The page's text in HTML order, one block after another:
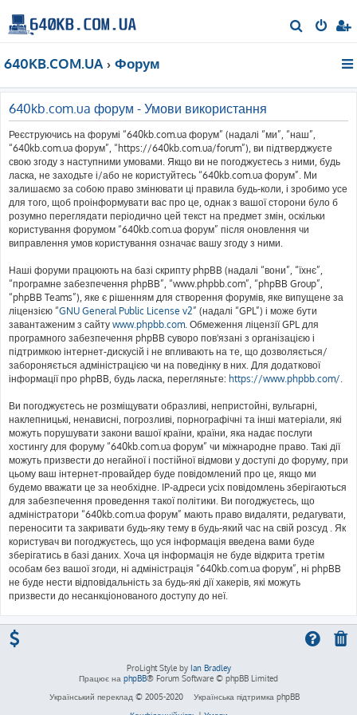
о
640KB.COM.UA Форум
640kb.com.ua форум - Умови використання
Реєструючись на форумі “640kb.com.ua форум” (надалі “ми”, “наш”,
“640kb.com.ua форум”, “https://640kb.com.ua/forum”), ви підтверджуєте
свою згоду з наступними умовами. Якщо ви не погоджуєтесь з ними, будь
ласка, не заходьте і/або не користуйтесь “640kb.com.ua форум”. Ми
залишаємо за собою право змінювати ці правила будь-коли, і зробимо усе
для того, щоб проінформувати вас про це, однак з вашої сторони було б
розумно переглядати періодично цей текст на предмет змін, оскільки
користування форумом “640kb.com.ua форум” після оновлення чи
виправлення умов користування означає вашу згоду з ними.
Наші форуми працюють на базі скрипту phpBB (надалі “вони”, “їхнє”,
“програмне забезпечення phpBB”, “www.phpbb.com”, “phpBB Group”,
“phpBB Teams”), яке є рішенням для створення форумів, яке випущене за
ліцензією “GNU General Public License v2” (надалі “GPL”) і може бути
завантаженим з сайту www.phpbb.com. Обмеження ліцензії GPL для
програмного забезпечення phpBB суворо пов'язані з організацією і
підтримкою інтернет-дискусій і не впливають на те, що дозволяється/
забороняється адміністрацією чи на поведінку в них. Для додаткової
інформації про phpBB, будь ласка, перегляньте: https://www.phpbb.com/.
Ви погоджуєтесь не розміщувати образливі, непристойні, вульгарні,
наклепницькі, ненависні, погрозливі, порнографічні та інші матеріали, які
можуть порушувати закони вашої країни, країни, яка надає послуги
хостингу для форуму “640kb.com.ua форум” чи міжнародне право. Такі дії
можуть призвести до негайної і постійної відмови у доступі до форуму, при
цьому ваш інтернет-провайдер буде повідомлений про це, якщо ми
будемо вважати це за необхідне. IP-адреси усіх повідомлень зберігаються
для забезпечення проведення такої політики. Ви погоджуєтесь, що
адміністратори “640kb.com.ua форум” мають право видаляти, редагувати,
переносити та закривати будь-яку тему в будь-який час на свій розсуд . Як
користувач ви погоджуєтесь, що уся інформація введена вами буде
зберігатись в базі даних. Хоча ця інформація не буде відкрита третім
особам без вашої згоди, ні адміністрація “640kb.com.ua форум”, ні phpBB
не буде нести відповідальність за будь-які дії хакерів, які можуть
призвести до несанкціонованого доступу до неї.
ProLight Style by Ian Bradley
Працює на phpBB® Forum Software © phpBB Limited
Український переклад © 2005-2020
Українська підтримка phpBB